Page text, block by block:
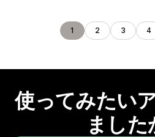
1 2 3 4
使ってみたい
ました